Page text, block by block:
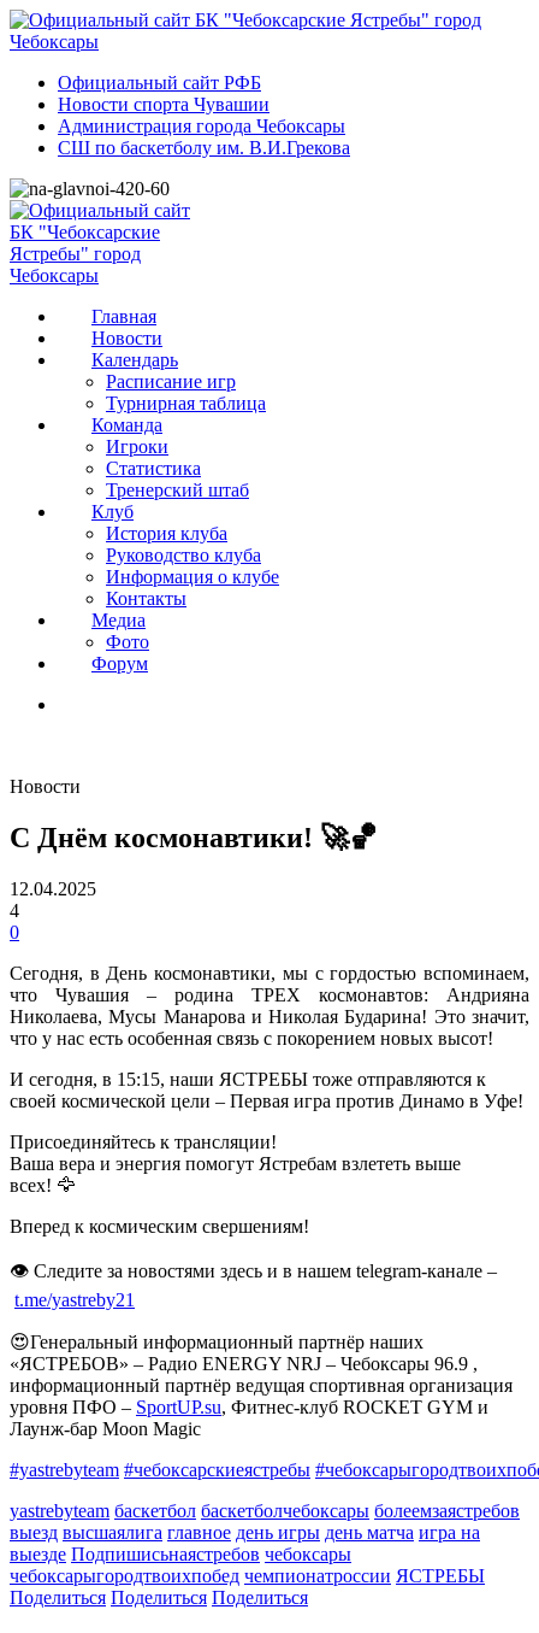
Официальный сайт РФБ
Новости спорта Чувашии
Администрация города Чебоксары
СШ по баскетболу им. В.И.Грекова
Главная
Новости
Календарь
Расписание игр
Турнирная таблица
Команда
Игроки
Статистика
Тренерский штаб
Клуб
История клуба
Руководство клуба
Информация о клубе
Контакты
Медиа
Фото
Форум
Новости
С Днём космонавтики! 🚀🏀
12.04.2025
4
0
Сегодня, в День космонавтики, мы с гордостью вспоминаем,
что Чувашия – родина ТРЕХ космонавтов: Андрияна
Николаева, Мусы Манарова и Николая Бударина! Это значит,
что у нас есть особенная связь с покорением новых высот!
И сегодня, в 15:15, наши ЯСТРЕБЫ тоже отправляются к
своей космической цели – Первая игра против Динамо в Уфе!
Присоединяйтесь к трансляции!
Ваша вера и энергия помогут Ястребам взлететь выше
всех! 🦅
Вперед к космическим свершениям!
👁 Следите за новостями здесь и в нашем telegram-канале –
t.me/yastreby21
😍Генеральный информационный партнёр наших
«ЯСТРЕБОВ» – Радио ENERGY NRJ – Чебоксары 96.9 ,
информационный партнёр ведущая спортивная организация
уровня ПФО – SportUP.su, Фитнес-клуб ROCKET GYM и
Лаунж-бар Moon Magic
#yastrebyteam #чебоксарскиеястребы
yastrebyteam баскетбол баскетболчебоксары болеемзаястребов
выезд высшаялига главное день игры день матча игра на
выезде Подпишисьнаястребов чебоксары
чебоксарыгородтвоихпобед чемпионатроссии ЯСТРЕБЫ
Поделиться Поделиться Поделиться